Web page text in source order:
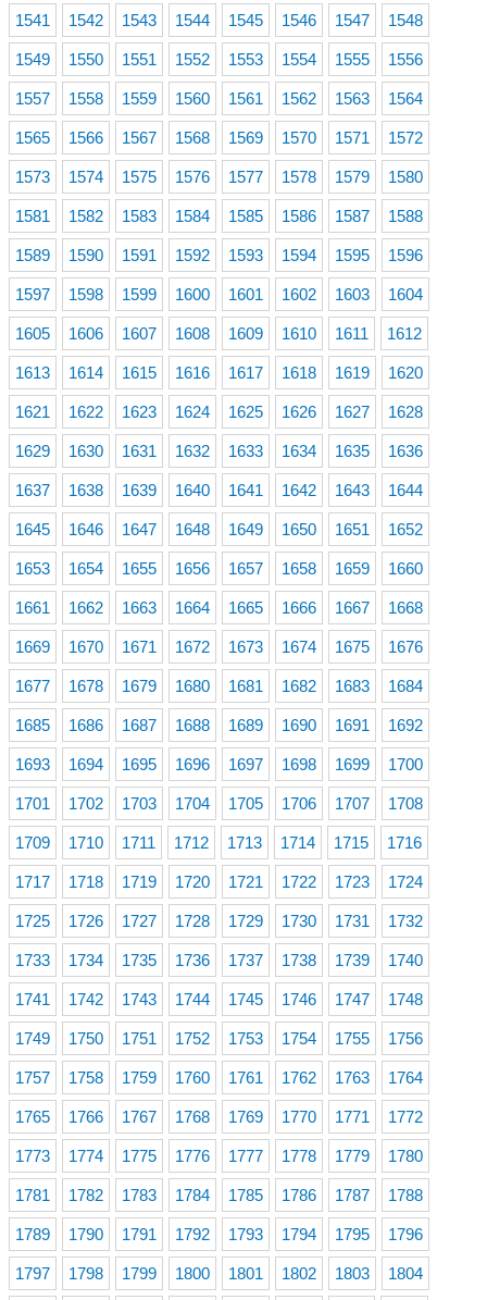
1541 1542 1543 1544 1545 1546 1547 1548
1549 1550 1551 1552 1553 1554 1555 1556
1557 1558 1559 1560 1561 1562 1563 1564
1565 1566 1567 1568 1569 1570 1571 1572
1573 1574 1575 1576 1577 1578 1579 1580
1581 1582 1583 1584 1585 1586 1587 1588
1589 1590 1591 1592 1593 1594 1595 1596
1597 1598 1599 1600 1601 1602 1603 1604
1605 1606 1607 1608 1609 1610 1611 1612
1613 1614 1615 1616 1617 1618 1619 1620
1621 1622 1623 1624 1625 1626 1627 1628
1629 1630 1631 1632 1633 1634 1635 1636
1637 1638 1639 1640 1641 1642 1643 1644
1645 1646 1647 1648 1649 1650 1651 1652
1653 1654 1655 1656 1657 1658 1659 1660
1661 1662 1663 1664 1665 1666 1667 1668
1669 1670 1671 1672 1673 1674 1675 1676
1677 1678 1679 1680 1681 1682 1683 1684
1685 1686 1687 1688 1689 1690 1691 1692
1693 1694 1695 1696 1697 1698 1699 1700
1701 1702 1703 1704 1705 1706 1707 1708
1709 1710 1711 1712 1713 1714 1715 1716
1717 1718 1719 1720 1721 1722 1723 1724
1725 1726 1727 1728 1729 1730 1731 1732
1733 1734 1735 1736 1737 1738 1739 1740
1741 1742 1743 1744 1745 1746 1747 1748
1749 1750 1751 1752 1753 1754 1755 1756
1757 1758 1759 1760 1761 1762 1763 1764
1765 1766 1767 1768 1769 1770 1771 1772
1773 1774 1775 1776 1777 1778 1779 1780
1781 1782 1783 1784 1785 1786 1787 1788
1789 1790 1791 1792 1793 1794 1795 1796
1797 1798 1799 1800 1801 1802 1803 1804